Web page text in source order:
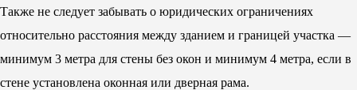
Также не следует забывать о юридических ограничениях
относительно расстояния между зданием и границей участка —
минимум 3 метра для стены без окон и минимум 4 метра, если в
стене установлена ​​оконная или дверная рама.